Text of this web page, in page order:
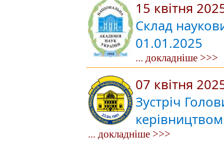
15 квітня
Склад
01.01.2025
... докладніше >>>
07 квітня
Зустріч
... докладніше >>>